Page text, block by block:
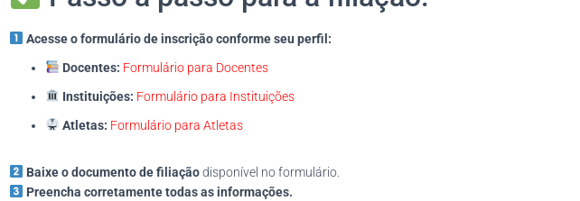
Acesse o formulário de inscrição conforme seu perfil:
Docentes: Formulário para Docentes
Instituições: Formulário para Instituições
Atletas: Formulário para Atletas
Baixe o documento de filiaçãodisponível no formulário.
Preencha corretamente todas as informações.